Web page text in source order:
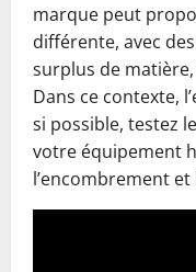
marque peut
différente, avec
surplus de
Dans ce contexte,
si possible, testez
votre équipement
l’encombrement